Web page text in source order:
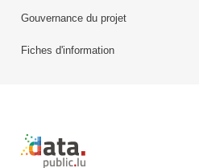
Gouvernance du projet
Fiches d'information
Retour à l'accueil de